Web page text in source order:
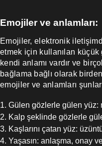
Emojiler ve anlamları:
Emojiler, elektronik
etmek için kullanılan
kendi anlamı vardır ve
bağlama bağlı olarak
emojiler ve anlamları
Gülen gözlerle gülen yüz:
Kalp şeklinde gözlerle
Kaşlarını çatan yüz:
Yaşasın: anlaşma, onay